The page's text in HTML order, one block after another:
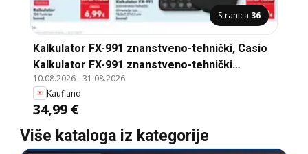
Stranica 36
Kalkulator FX-991 znanstveno-tehnički, Casio
Kalkulator FX-991 znanstveno-tehnički
dimenzije cca. 16,5x7,17x1,1 cm komad
10.08.2026-31.08.2026
Kaufland
34,99 €
Više kataloga iz kategorije